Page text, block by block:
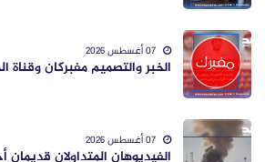
الخبر والتصميم مفبركان وقناة
الفيديوهان المتداولان